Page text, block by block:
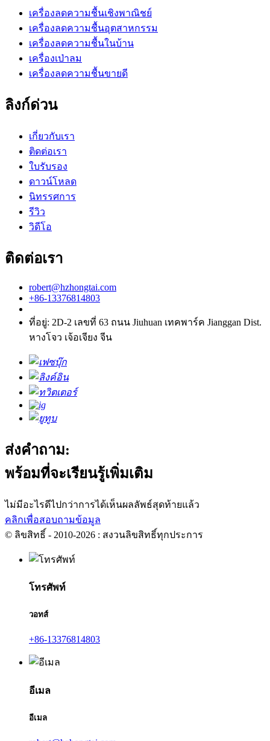
เครื่องลดความชื้นเชิงพาณิชย์
เครื่องลดความชื้นอุตสาหกรรม
เครื่องลดความชื้นในบ้าน
เครื่องเป่าลม
เครื่องลดความชื้นขายดี
ลิงก์ด่วน
เกี่ยวกับเรา
ติดต่อเรา
ใบรับรอง
ดาวน์โหลด
นิทรรศการ
รีวิว
วิดีโอ
ติดต่อเรา
robert@hzhongtai.com
+86-13376814803
ที่อยู่: 2D-2 เลขที่ 63 ถนน Jiuhuan เทคพาร์ค Jianggan Dist.
หางโจว เจ้อเจียง จีน
ส่งคำถาม:
พร้อมที่จะเรียนรู้เพิ่มเติม
ไม่มีอะไรดีไปกว่าการได้เห็นผลลัพธ์สุดท้ายแล้ว
คลิกเพื่อสอบถามข้อมูล
© ลิขสิทธิ์ - 2010-2026 : สงวนลิขสิทธิ์ทุกประการ
โทรศัพท์
วอทส์
+86-13376814803
อีเมล
อีเมล